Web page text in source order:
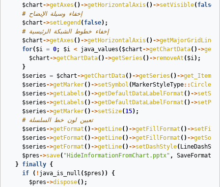
$chart->getAxes () ->getHorizontalAxis () ->setVisible( false
# إخفاء وسيلة الإيضاح
$chart->setLegend ( false);
# إخفاء خطوط الشبكة الرئيسية
$chart->getAxes () ->getHorizontalAxis () ->
for( $i = 0; $i < java_values ( $chart->getChartData() ->
$chart->getChartData() ->getSeries () ->removeAt ( $i);
}
$series = $chart->getChartData() ->getSeries () ->get_Item
$series->getMarker() ->setSymbol ( MarkerStyleType::Circle
$series->getLabels () ->getDefaultDataLabelFormat () ->
$series->getLabels () ->getDefaultDataLabelFormat () ->
$series->getMarker() ->setSize( 15);
# تعيين لون خط السلسلة
$series->getFormat () ->getLine() ->getFillFormat () ->
$series->getFormat () ->getLine() ->getFillFormat () ->
$series->getFormat () ->getLine() ->setDashStyle(
$pres->save( "HideInformationFromChart.pptx" , SaveFormat
} finally {
if
( ! java_is_null ( $pres ))
{
$pres->dispose();